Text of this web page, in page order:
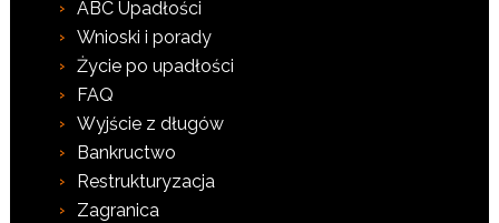
ABC Upadłości
Wnioski i porady
Życie po upadłości
FAQ
Wyjście z długów
Bankructwo
Restrukturyzacja
Zagranica